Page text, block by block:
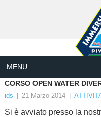
MENU
CORSO OPEN WATER
ids 21 Marzo 2014
Si è avviato presso la